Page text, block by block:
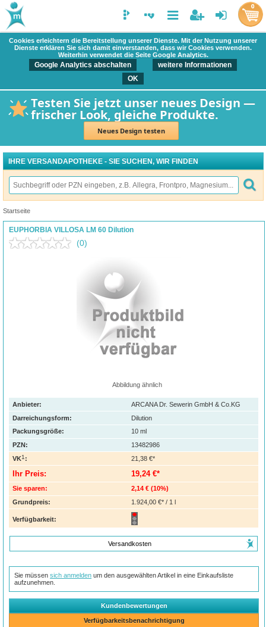
Cookies erleichtern die Bereitstellung unserer Dienste. Mit der Nutzung unserer
Dienste erklären Sie sich damit einverstanden, dass wir Cookies verwenden.
Weiterhin verwendet die Seite Google Analytics.
Google Analytics abschalten
weitere Informationen
OK
Testen Sie jetzt unser neues Design —
frischer Look, gleiche Produkte.
Neues Design testen
0
IHRE VERSANDAPOTHEKE - SIE SUCHEN, WIR FINDEN
Startseite
EUPHORBIA VILLOSA LM 60 Dilution
(0)
Abbildung ähnlich
Anbieter:
ARCANA Dr. Sewerin GmbH & Co.KG
Darreichungsform:
Dilution
Packungsgröße:
10 ml
PZN:
13482986
VK1: 21,38 €*
Ihr Preis: 19,24 €*
Sie sparen: 2,14 € (10%)
Grundpreis:
1.924,00 €* / 1 l
Verfügbarkeit:
Versandkosten
Sie müssensich anmelden um den ausgewählten Artikel in eine Einkaufsliste
aufzunehmen.
Kundenbewertungen
Verfügbarkeitsbenachrichtigung